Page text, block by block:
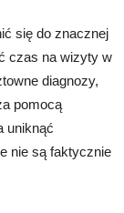
się do znacznej
czas na wizyty w
diagnozy,
pomocą
uniknąć
nie są faktycznie